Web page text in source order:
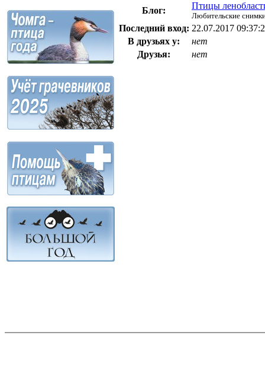
Блог:
Птицы
Любительские
Последний вход: 22.07.2017
В друзьях у:
нет
Друзья:
нет